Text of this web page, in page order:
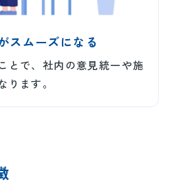
スムーズになる
とで、社内の意見統一や施
ます。